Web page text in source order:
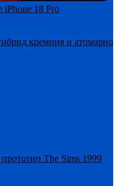
iPhone 18 Pro
кремния и атомарно
The Sims 1999